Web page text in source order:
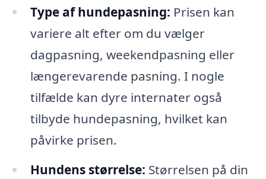
Type af hundepasning: Prisen kan
variere alt efter om du vælger
dagpasning, weekendpasning eller
længerevarende pasning. I nogle
tilfælde kan dyre internater også
tilbyde hundepasning, hvilket kan
påvirke prisen.
Hundens størrelse: Størrelsen på din